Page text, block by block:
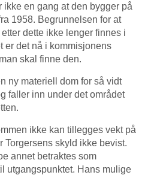
ikke en gang at den bygger på
1958. Begrunnelsen for at
dette ikke lenger finnes i
er det nå i kommisjonens
skal finne den.
ny materiell dom for så vidt
faller inn under det området
ikke kan tillegges vekt på
Torgersens skyld ikke bevist.
annet betraktes som
utgangspunktet. Hans mulige